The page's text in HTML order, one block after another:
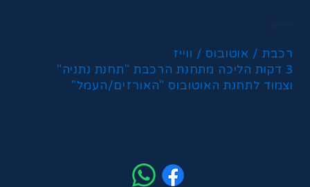
דרכי הגעה
רכבת / אוטובוס / ווייז
3 דקות הליכה מתחנת הרכבת "תחנת נתניה"
וצמוד לתחנת האוטובוס "האורזים/העמל"